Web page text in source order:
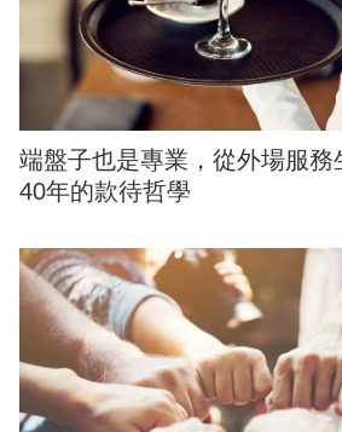
端盤子也是專業，從外場服務
40年的款待哲學